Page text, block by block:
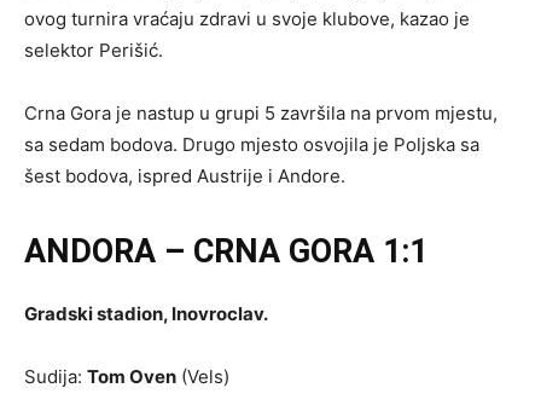
ovog turnira vraćaju zdravi u svoje klubove, kazao je
selektor Perišić.
Crna Gora je nastup u grupi 5 završila na prvom mjestu,
sa sedam bodova. Drugo mjesto osvojila je Poljska sa
šest bodova, ispred Austrije i Andore.
ANDORA – CRNA GORA 1:1
Gradski stadion, Inovroclav.
Sudija: Tom Oven (Vels)